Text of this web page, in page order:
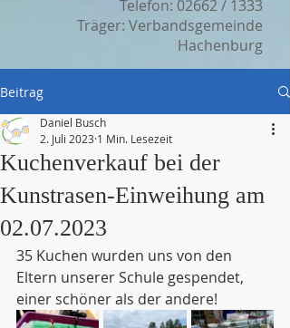
Telefon: 02662 / 1333
Träger: Verbandsgemeinde
Hachenburg
Beitrag
Kuchenverkauf bei der
Kunstrasen-Einweihung am
02.07.2023
Daniel Busch
2. Juli 2023 1 Min. Lesezeit
35 Kuchen wurden uns von den
Eltern unserer Schule gespendet,
einer schöner als der andere!